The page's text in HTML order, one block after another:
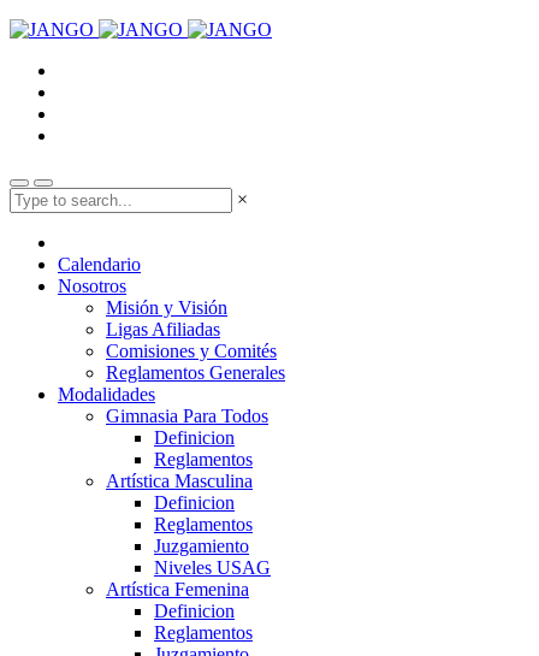
×
Calendario
Nosotros
Misión y Visión
Ligas Afiliadas
Comisiones y Comités
Reglamentos Generales
Modalidades
Gimnasia Para Todos
Definicion
Reglamentos
Artística Masculina
Definicion
Reglamentos
Juzgamiento
Niveles USAG
Artística Femenina
Definicion
Reglamentos